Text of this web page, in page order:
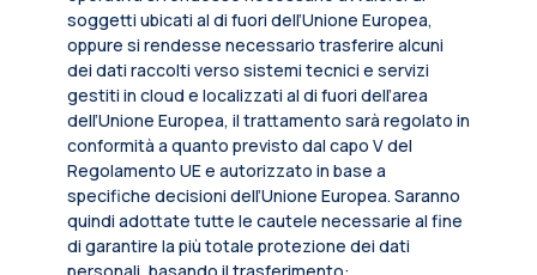
soggetti ubicati al di fuori dell’Unione Europea,
oppure si rendesse necessario trasferire alcuni
dei dati raccolti verso sistemi tecnici e servizi
gestiti in cloud e localizzati al di fuori dell’area
dell’Unione Europea, il trattamento sarà regolato in
conformità a quanto previsto dal capo V del
Regolamento UE e autorizzato in base a
specifiche decisioni dell’Unione Europea. Saranno
quindi adottate tutte le cautele necessarie al fine
di garantire la più totale protezione dei dati